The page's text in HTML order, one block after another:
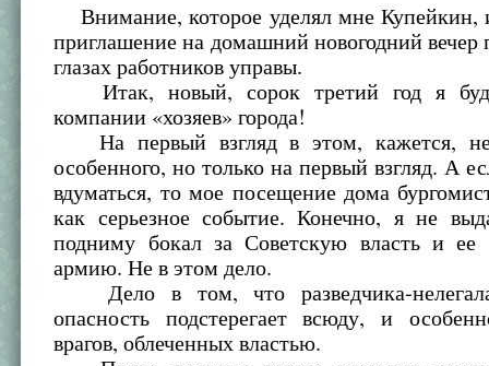
Внимание, которое уделял мне Купейкин,
приглашение на домашний новогодний вечер
глазах работников управы.
Итак, новый, сорок третий год я
компании «хозяев» города!
На первый взгляд в этом, кажется,
особенного, но только на первый взгляд. А
вдуматься, то мое посещение дома
как серьезное событие. Конечно, я не
подниму бокал за Советскую власть и ее
армию. Не в этом дело.
Дело в том, что разведчика-нелегала
опасность подстерегает всюду, и
врагов, облеченных властью.